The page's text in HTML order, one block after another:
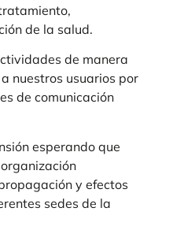
de la salud.
de manera
nuestros usuarios por
de comunicación
esperando que
y efectos
sedes de la